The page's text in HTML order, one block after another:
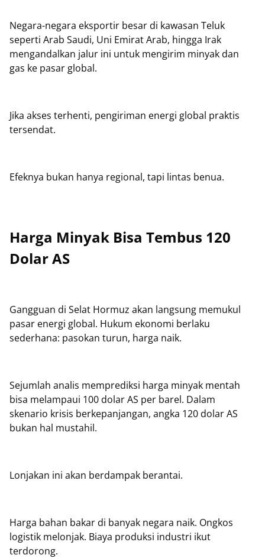
Negara-negara eksportir besar di kawasan Teluk
seperti Arab Saudi, Uni Emirat Arab, hingga Irak
mengandalkan jalur ini untuk mengirim minyak dan
gas ke pasar global.
Jika akses terhenti, pengiriman energi global praktis
tersendat.
Efeknya bukan hanya regional, tapi lintas benua.
Harga Minyak Bisa Tembus 120
Dolar AS
Gangguan di Selat Hormuz akan langsung memukul
pasar energi global. Hukum ekonomi berlaku
sederhana: pasokan turun, harga naik.
Sejumlah analis memprediksi harga minyak mentah
bisa melampaui 100 dolar AS per barel. Dalam
skenario krisis berkepanjangan, angka 120 dolar AS
bukan hal mustahil.
Lonjakan ini akan berdampak berantai.
Harga bahan bakar di banyak negara naik. Ongkos
logistik melonjak. Biaya produksi industri ikut
terdorong.